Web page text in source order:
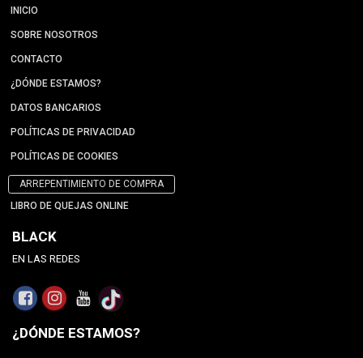
INICIO
SOBRE NOSOTROS
CONTACTO
¿DÓNDE ESTAMOS?
DATOS BANCARIOS
POLÍTICAS DE PRIVACIDAD
POLÍTICAS DE COOKIES
ARREPENTIMIENTO DE COMPRA
LIBRO DE QUEJAS ONLINE
BLACK
EN LAS REDES
¿DÓNDE ESTAMOS?